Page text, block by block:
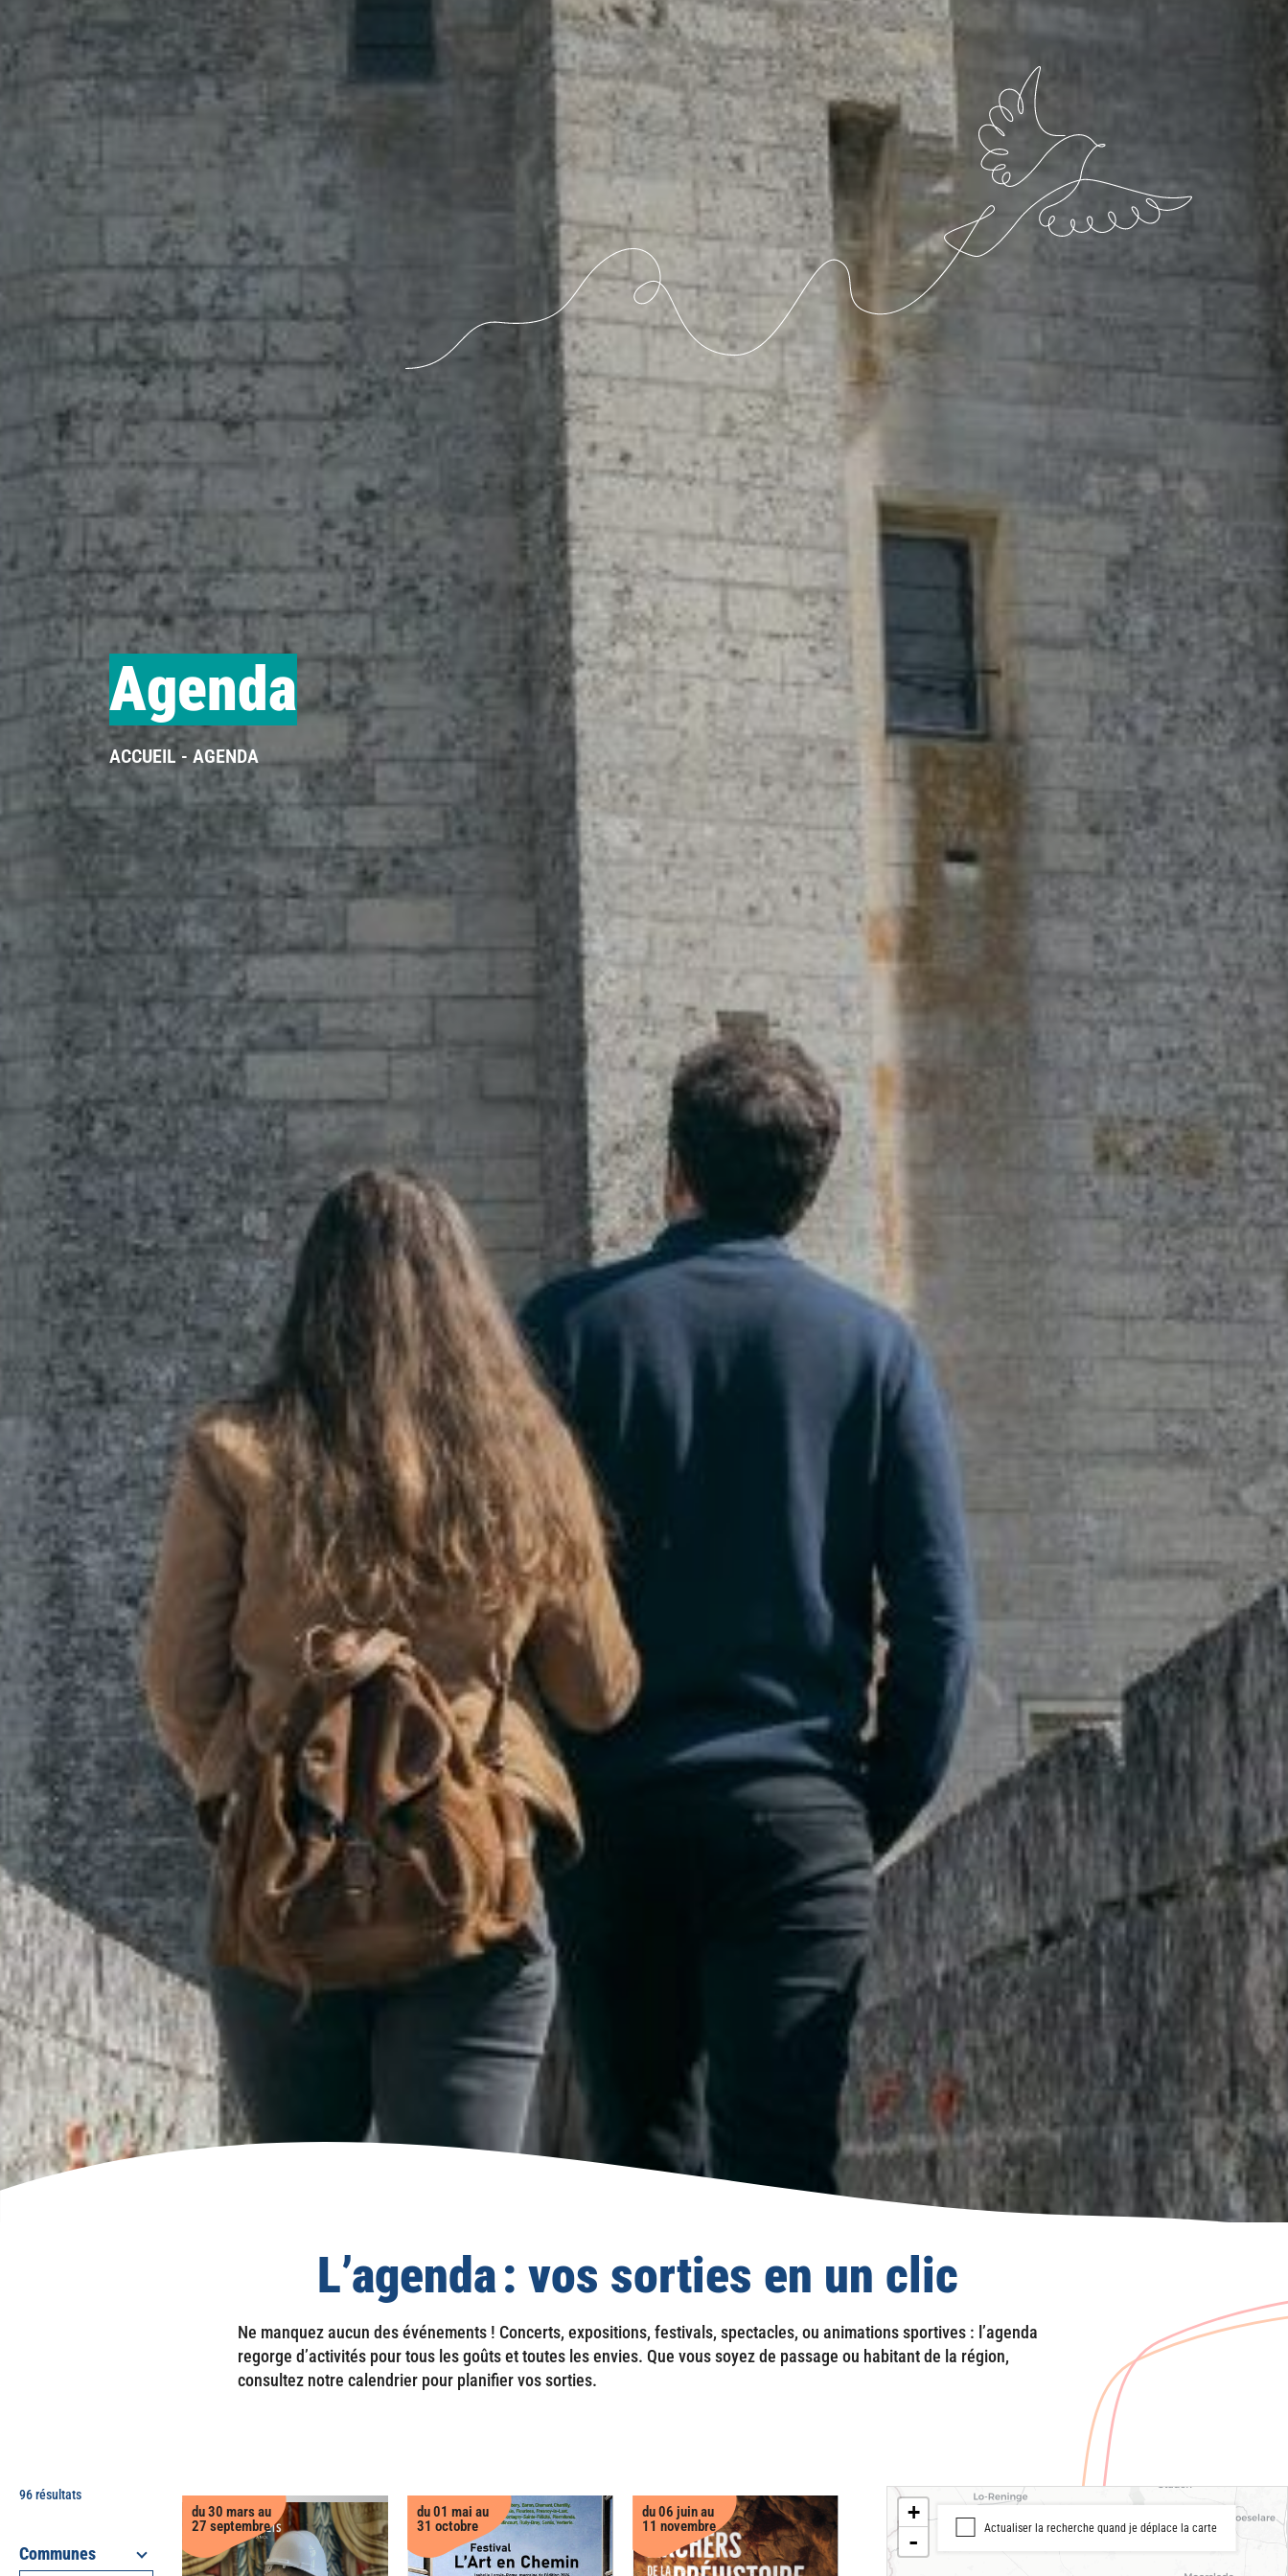
Agenda
ACCUEIL AGENDA
L’agenda : vos sorties en un clic
Ne manquez aucun des événements ! Concerts, expositions, festivals, spectacles, ou animations sportives : l’agenda
regorge d’activités pour tous les goûts et toutes les envies. Que vous soyez de passage ou habitant de la région,
consultez notre calendrier pour planifier vos sorties.
Communes
96 résultats
du 30 mars au
27 septembre
du 01 mai au
31 octobre
du 06 juin au
11 novembre
+
- Actualiser la recherche quand je déplace la carte